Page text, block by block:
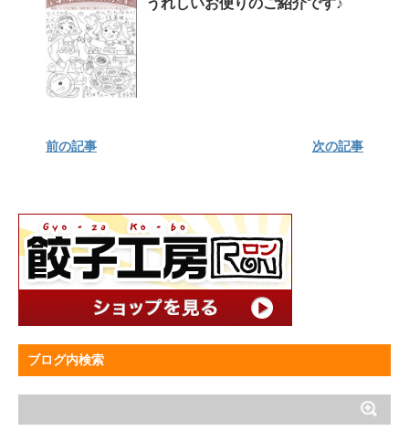
うれしいお便りのご紹介です♪
前の記事 次の記事
ブログ内検索